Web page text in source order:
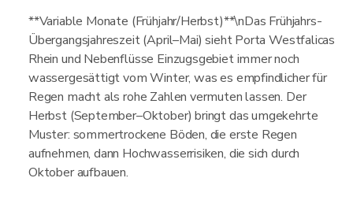
**Variable Monate (Frühjahr/Herbst)**\nDas Frühjahrs-
Übergangsjahreszeit (April–Mai) sieht Porta Westfalicas
Rhein und Nebenflüsse Einzugsgebiet immer noch
wassergesättigt vom Winter, was es empfindlicher für
Regen macht als rohe Zahlen vermuten lassen. Der
Herbst (September–Oktober) bringt das umgekehrte
Muster: sommertrockene Böden, die erste Regen
aufnehmen, dann Hochwasserrisiken, die sich durch
Oktober aufbauen.